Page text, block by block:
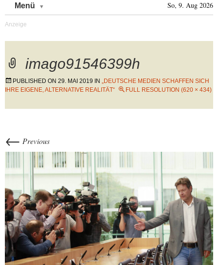
Menü So, 9. Aug 2026
imago91546399h
PUBLISHED ON 29. MAI 2019 IN „DEUTSCHE MEDIEN SCHAFFEN SICH
IHRE EIGENE, ALTERNATIVE REALITÄT“
FULL RESOLUTION (620 × 434)
← Previous